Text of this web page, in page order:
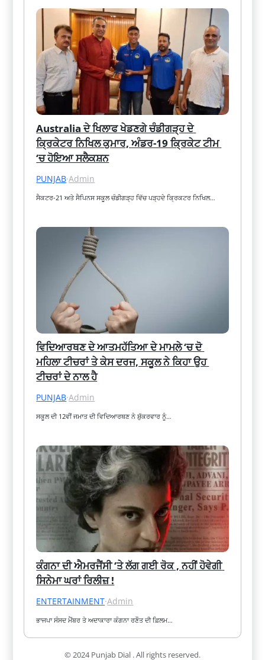
Australia ਦੇ ਖਿਲਾਫ ਖੇਡਣਗੇ ਚੰਡੀਗੜ੍ਹ ਦੇ
ਕ੍ਰਿਕੇਟਰ ਨਿਖਿਲ ਕੁਮਾਰ, ਅੰਡਰ-19 ਕ੍ਰਿਕੇਟ ਟੀਮ
‘ਚ ਹੋਇਆ ਸਲੈਕਸ਼ਨ
PUNJAB·Admin
ਸੈਕਟਰ-21 ਅਤੇ ਸੈਪਿਨਸ ਸਕੂਲ ਚੰਡੀਗੜ੍ਹ ਵਿੱਚ ਪੜ੍ਹਦੇ ਕ੍ਰਿਕਟਰ ਨਿਖਿਲ…
ਵਿਦਿਆਰਥਣ ਦੇ ਆਤਮਹੱਤਿਆ ਦੇ ਮਾਮਲੇ ‘ਚ ਦੋ
ਮਹਿਲਾ ਟੀਚਰਾਂ ਤੇ ਕੇਸ ਦਰਜ, ਸਕੂਲ ਨੇ ਕਿਹਾ ਉਹ
ਟੀਚਰਾਂ ਦੇ ਨਾਲ ਹੈ
PUNJAB·Admin
ਸਕੂਲ ਦੀ 12ਵੀਂ ਜਮਾਤ ਦੀ ਵਿਦਿਆਰਥਣ ਨੇ ਸ਼ੁੱਕਰਵਾਰ ਨੂੰ…
ਕੰਗਨਾ ਦੀ ਐਮਰਜੈਂਸੀ ‘ਤੇ ਲੱਗ ਗਈ ਰੋਕ , ਨਹੀਂ ਹੋਵੇਗੀ
ਸਿਨੇਮਾ ਘਰਾਂ ਰਿਲੀਜ਼ !
ENTERTAINMENT·Admin
ਭਾਜਪਾ ਸੰਸਦ ਮੈਂਬਰ ਤੇ ਅਦਾਕਾਰਾ ਕੰਗਨਾ ਰਣੌਤ ਦੀ ਫ਼ਿਲਮ…
© 2024 Punjab Dial . All rights reserved.